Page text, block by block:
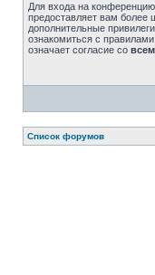
Для входа на
предоставляет вам более
дополнительные
ознакомиться с
означает согласие со
Список форумов